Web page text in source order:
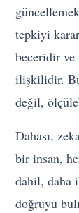
tepkiyi
beceridir ve
ilişkilidir.
değil,
Dahası,
bir insan,
dahil, daha
doğruyu